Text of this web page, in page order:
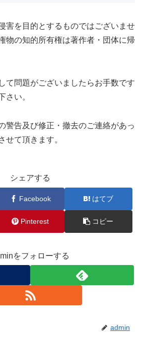
害を目的とするものではございませ
物の知的所有権は著作者・団体に帰
て問題がございましたらお手数です
さい。
警告及び修正・撤去のご連絡があっ
せて頂きます。
シェアする
Facebook はてブ
Pinterest コピー
をフォローする
admin